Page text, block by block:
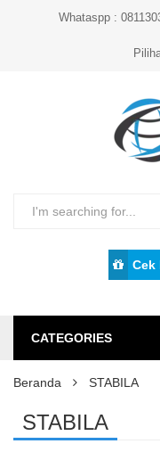
Whataspp :
Cek
CATEGORIES
Beranda STABILA
STABILA